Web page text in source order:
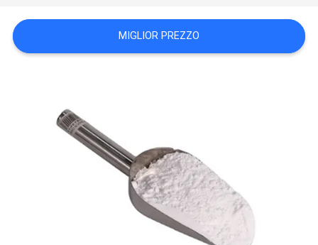
CHIEDI UN
MAPPA
MIGLIOR PREZZO